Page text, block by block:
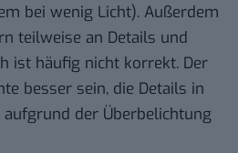
bei wenig Licht). Außerdem
teilweise an Details und
ist häufig nicht korrekt. Der
besser sein, die Details in
der Überbelichtung